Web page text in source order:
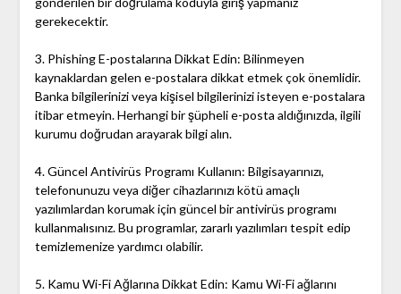
gerekecektir.
3. Phishing E-postalarına Dikkat Edin: Bilinmeyen
kaynaklardan gelen e-postalara dikkat etmek çok önemlidir.
Banka bilgilerinizi veya kişisel bilgilerinizi isteyen e-postalara
itibar etmeyin. Herhangi bir şüpheli e-posta aldığınızda, ilgili
kurumu doğrudan arayarak bilgi alın.
4. Güncel Antivirüs Programı Kullanın: Bilgisayarınızı,
telefonunuzu veya diğer cihazlarınızı kötü amaçlı
yazılımlardan korumak için güncel bir antivirüs programı
kullanmalısınız. Bu programlar, zararlı yazılımları tespit edip
temizlemenize yardımcı olabilir.
5. Kamu Wi-Fi Ağlarına Dikkat Edin: Kamu Wi-Fi ağlarını